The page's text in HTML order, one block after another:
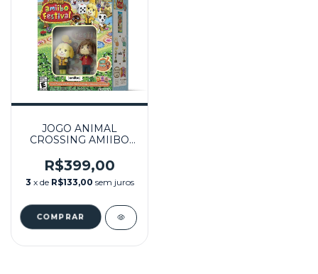
JOGO ANIMAL
CROSSING AMIIBO
ESPECIAL - WII U
R$399,00
3 x de R$133,00 sem juros